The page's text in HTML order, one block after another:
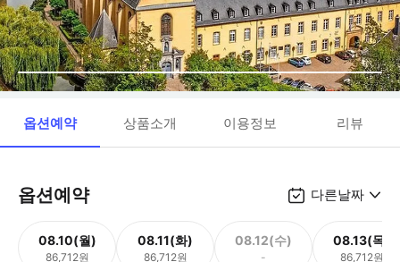
옵션예약 상품소개 이용정보 리뷰
옵션예약 다른날짜
08.10(월)
86,712원
08.11(화)
86,712원
08.12(수)
-
08.13(목)
86,712원